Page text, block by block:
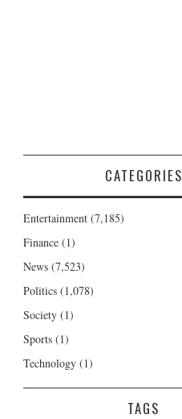
CATEGORIES
Entertainment (7,185)
Finance (1)
News (7,523)
Politics (1,078)
Society (1)
Sports (1)
Technology (1)
TAGS